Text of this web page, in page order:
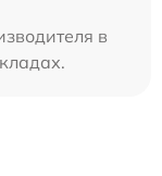
в